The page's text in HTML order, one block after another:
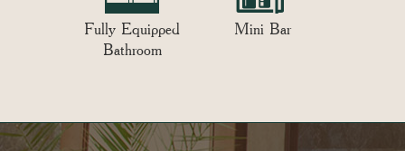
Fully Equipped
Bathroom
Mini Bar